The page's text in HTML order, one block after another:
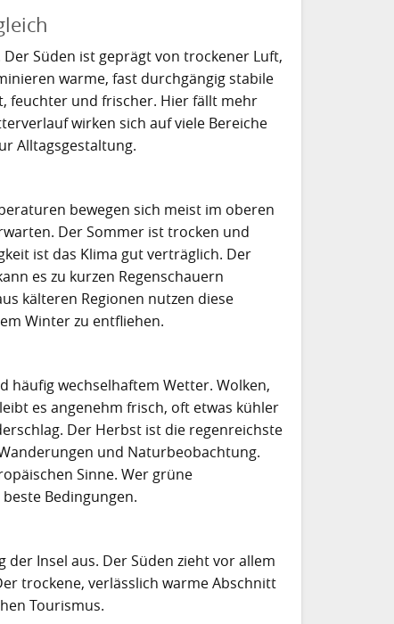
Süden ist geprägt von trockener Luft,
warme, fast durchgängig stabile
feuchter und frischer. Hier fällt mehr
wirken sich auf viele Bereiche
Alltagsgestaltung.
bewegen sich meist im oberen
Der Sommer ist trocken und
ist das Klima gut verträglich. Der
es zu kurzen Regenschauern
kälteren Regionen nutzen diese
Winter zu entfliehen.
wechselhaftem Wetter. Wolken,
es angenehm frisch, oft etwas kühler
Der Herbst ist die regenreichste
und Naturbeobachtung.
Sinne. Wer grüne
Bedingungen.
Insel aus. Der Süden zieht vor allem
trockene, verlässlich warme Abschnitt
Tourismus.